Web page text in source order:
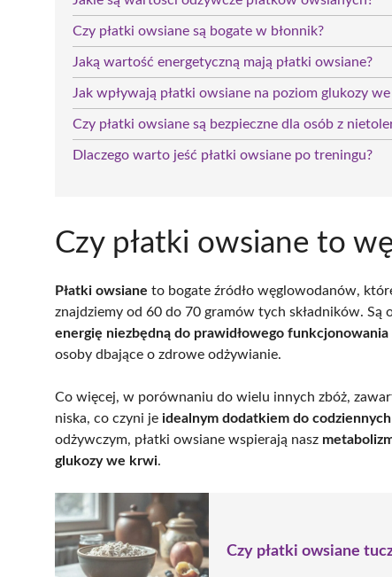
Czy płatki owsiane są bogate w błonnik?
Jaką wartość energetyczną mają płatki owsiane?
Jak wpływają płatki owsiane na poziom glukozy
Czy płatki owsiane są bezpieczne dla osób z
Dlaczego warto jeść płatki owsiane po treningu?
Czy płatki owsiane to
Płatki owsiane to bogate źródło węglowodanów,
znajdziemy od 60 do 70 gramów tych składników.
energię niezbędną do prawidłowego funkcjonowania
osoby dbające o zdrowe odżywianie.
Co więcej, w porównaniu do wielu innych zbóż,
niska, co czyni je idealnym dodatkiem do
odżywczym, płatki owsiane wspierają nasz
glukozy we krwi.
Czy płatki owsiane